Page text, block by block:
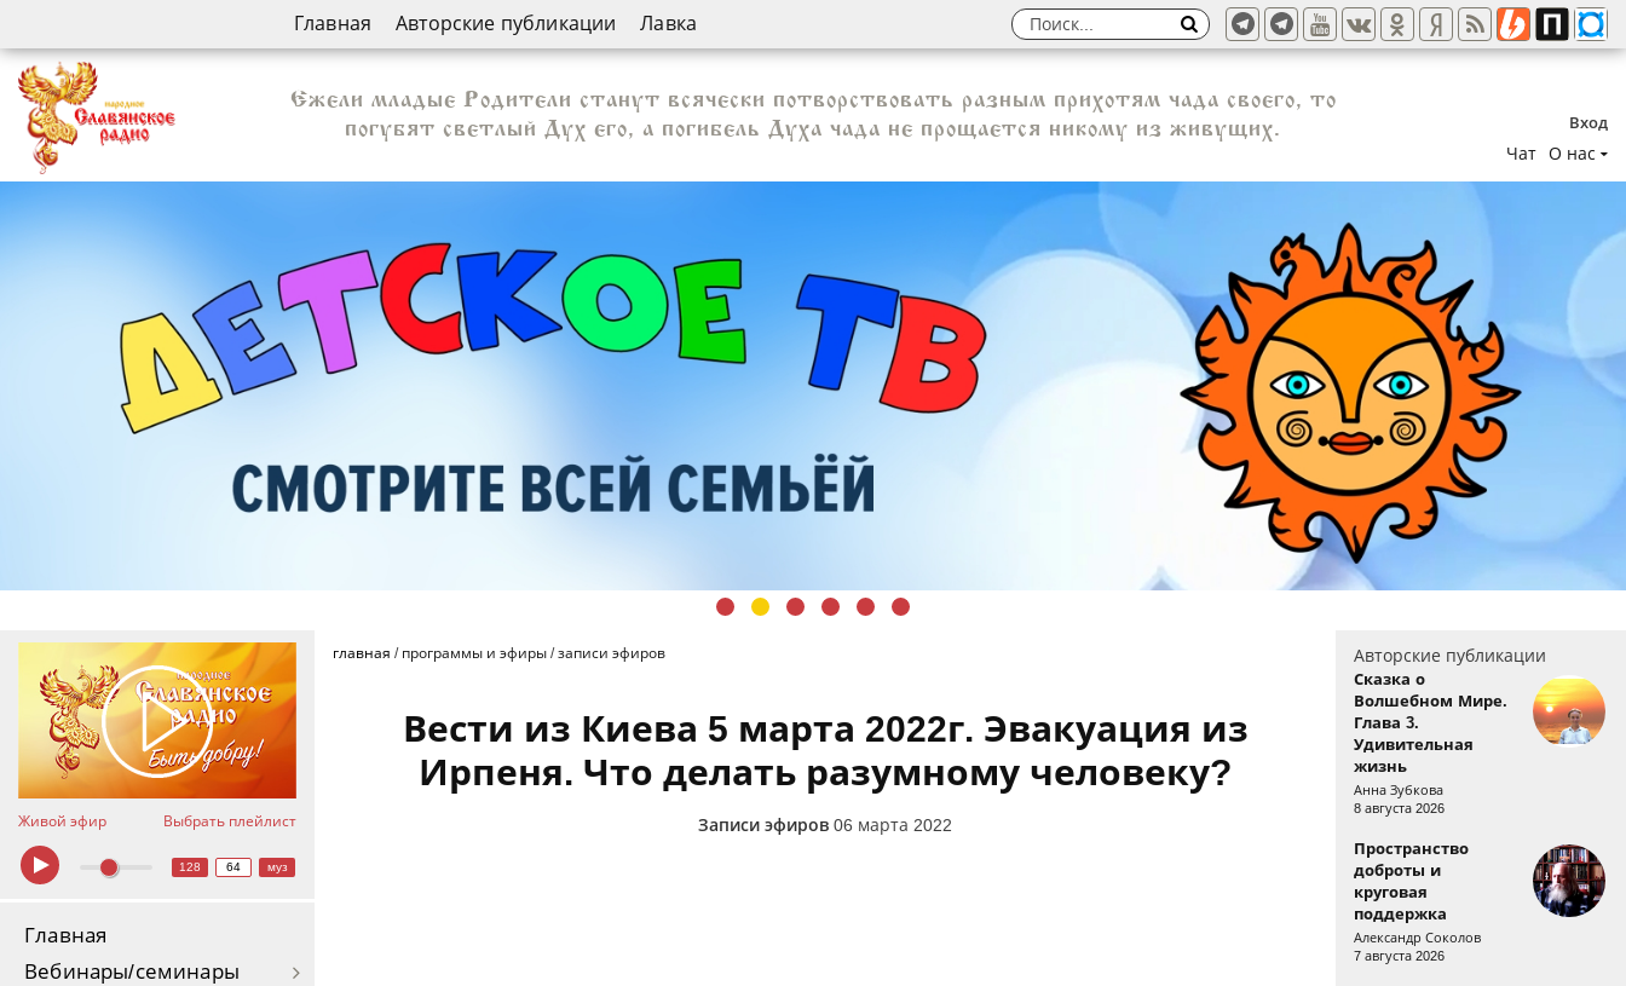
Главная Авторские публикации Лавка
Вход
Чат О нас
Ежели младые Родители станут всячески потворствовать разным прихотям чада своего, то
погубят светлый Дух его, а погибель Духа чада не прощается никому из живущих.
Живой эфир Выбрать плейлист
128 64 муз
Главная
Вебинары/семинары
главная / программы и эфиры /записи эфиров
Вести из Киева 5 марта 2022г. Эвакуация из
Ирпеня. Что делать разумному человеку?
Записи эфиров 06 марта 2022
Авторские публикации
Сказка о
Волшебном Мире.
Глава 3.
Удивительная
жизнь
Анна Зубкова
8 августа 2026
Пространство
доброты и
круговая
поддержка
Александр Соколов
7 августа 2026